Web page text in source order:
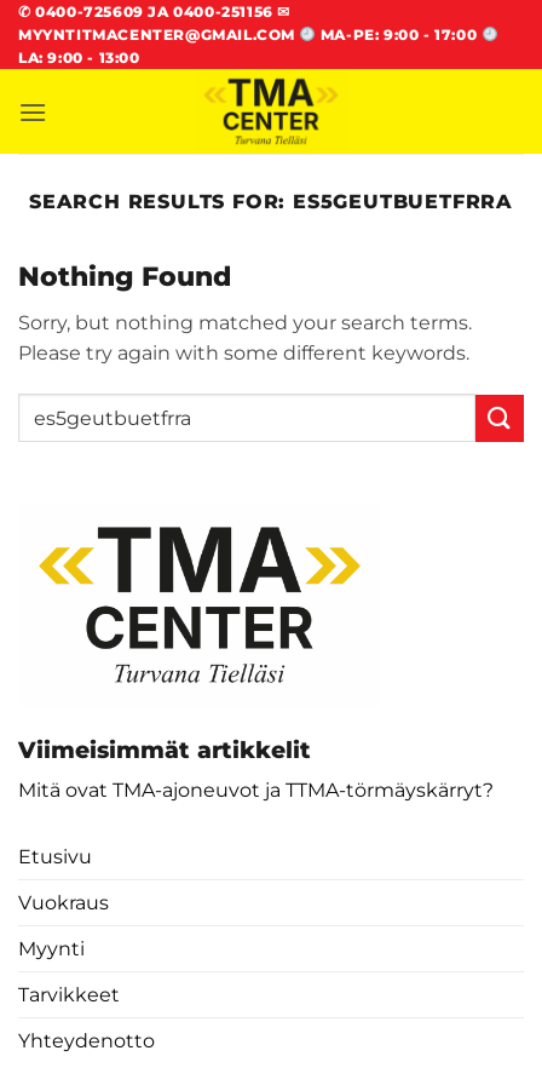
Skip
to
content
✆ 0400-725609 JA 0400-251156✉
MYYNTITMACENTER@GMAIL.COM
MA-PE: 9:00 - 17:00
LA: 9:00 - 13:00
SEARCH RESULTS FOR: ES5GEUTBUETFRRA
Nothing Found
Sorry, but nothing matched your search terms.
Please try again with some different keywords.
Viimeisimmät artikkelit
Mitä ovat TMA-ajoneuvot ja TTMA-törmäyskärryt?
Etusivu
Vuokraus
Myynti
Tarvikkeet
Yhteydenotto